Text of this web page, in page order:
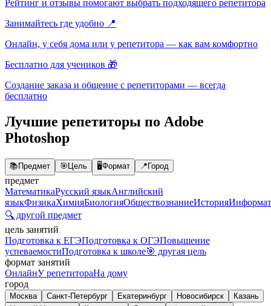
Рейтинг и отзывы помогают выбрать подходящего репетитора
Занимайтесь где удобно 📍
Онлайн, у себя дома или у репетитора — как вам комфортно
Бесплатно для учеников 🎁
Создание заказа и общение с репетиторами — всегда
бесплатно
Лучшие репетиторы по Adobe
Photoshop
📚Предмет 🎯Цель 🖥️Формат 📍Город
предмет
МатематикаРусский языкАнглийский
языкФизикаХимияБиологияОбществознаниеИстория
🔍 другой предмет
цель занятий
Подготовка к ЕГЭПодготовка к ОГЭПовышение
успеваемостиПодготовка к школе🎯 другая цель
формат занятий
ОнлайнУ репетитораНа дому
город
Москва Санкт-Петербург Екатеринбург Новосибирск
Казань